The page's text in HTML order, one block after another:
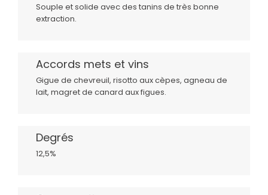
Souple et solide avec des tanins de très bonne
extraction.
Accords mets et vins
Gigue de chevreuil, risotto aux cèpes, agneau de
lait, magret de canard aux figues.
Degrés
12,5%